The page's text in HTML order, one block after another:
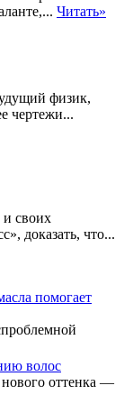
Читать»
физик,
чертежи...
и своих
доказать, что...
помогает
волос
оттенка —